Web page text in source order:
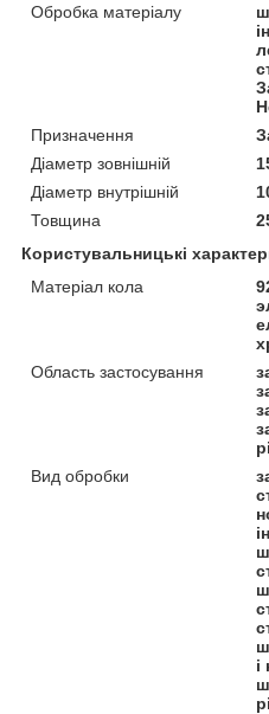
Обробка матеріалу
Призначення
Діаметр зовнішній
Діаметр внутрішній
Товщина
Користувальницькі
Матеріал кола
Область застосування
Вид обробки